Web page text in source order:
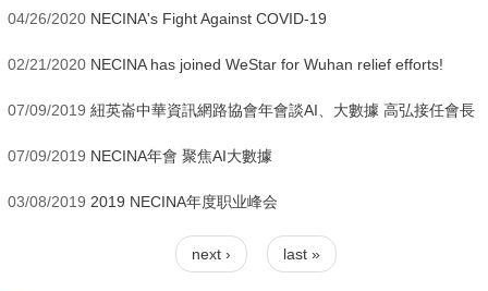
04/26/2020 NECINA's Fight Against COVID-19
02/21/2020 NECINA has joined WeStar for Wuhan relief efforts!
07/09/2019 紐英崙中華資訊網路協會年會談AI、大數據 高弘接任會長
07/09/2019 NECINA年會 聚焦AI大數據
03/08/2019 2019 NECINA年度职业峰会
next › last »